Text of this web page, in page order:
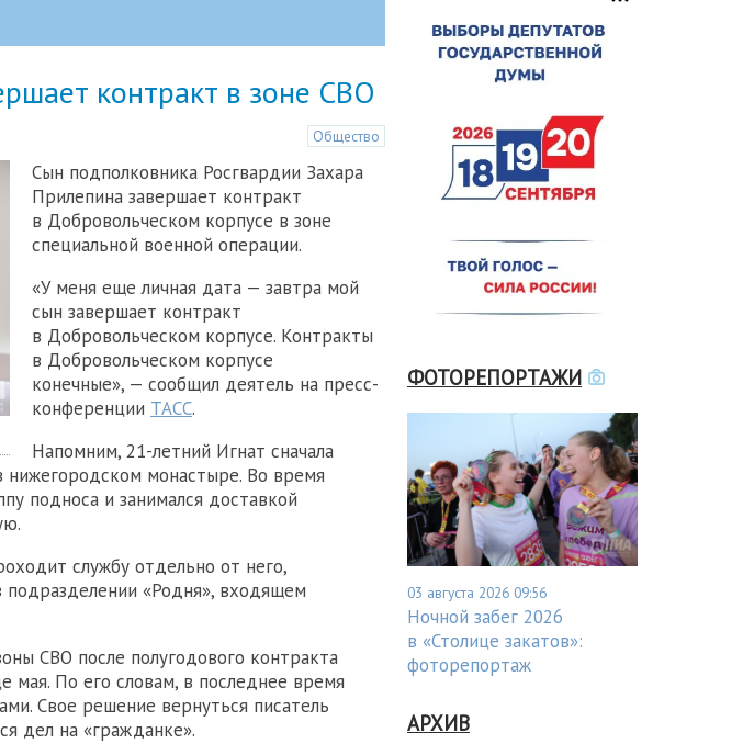
контракт в зоне СВО
Общество
Сын подполковника Росгвардии Захара
Прилепина завершает контракт
в Добровольческом корпусе в зоне
специальной военной операции.
«У меня еще личная дата — завтра мой
сын завершает контракт
в Добровольческом корпусе. Контракты
в Добровольческом корпусе
конечные», — сообщил деятель на пресс-
конференции ТАСС.
Напомним, 21-летний Игнат сначала
нижегородском монастыре. Во время
подноса и занимался доставкой
службу отдельно от него,
«Родня», входящем
СВО после полугодового контракта
мая. По его словам, в последнее время
Свое решение вернуться писатель
дел на «гражданке».
ФОТОРЕПОРТАЖИ
03 августа 2026 09:56
Ночной забег 2026
в «Столице закатов»:
фоторепортаж
АРХИВ